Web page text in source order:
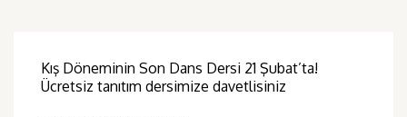
Kış Döneminin Son Dans Dersi 21 Şubat’ta!
Ücretsiz tanıtım dersimize davetlisiniz